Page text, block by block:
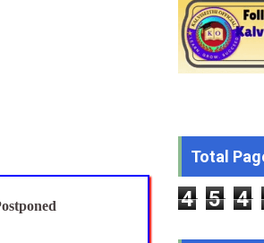
வெளியிட்ட அதிரடி
ஈட்டிய விடுப்பு கணக்கீடு – புதிய
- தஞ்சாவூர் CEO அதிரடி உத்தரவு!
Total
4 5 4